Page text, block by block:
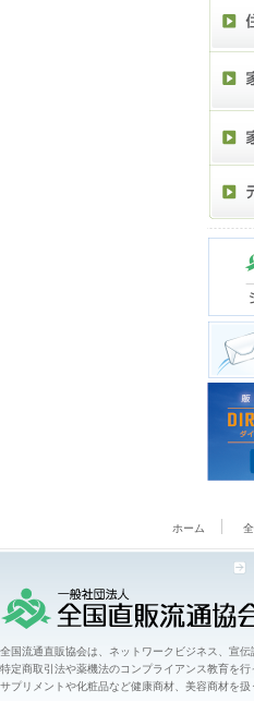
ホーム
全国流通直販協会は、ネットワークビジネス、宣
特定商取引法や薬機法のコンプライアンス教育を
サプリメントや化粧品など健康商材、美容商材を